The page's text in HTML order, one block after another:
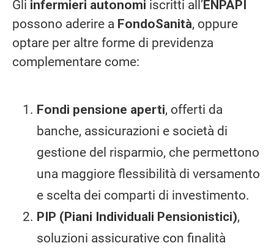
Gli infermieri autonomi iscritti all’ENPAPI
possono aderire a FondoSanità, oppure
optare per altre forme di previdenza
complementare come:
Fondi pensione aperti, offerti da
banche, assicurazioni e società di
gestione del risparmio, che permettono
una maggiore flessibilità di versamento
e scelta dei comparti di investimento.
PIP (Piani Individuali Pensionistici),
soluzioni assicurative con finalità